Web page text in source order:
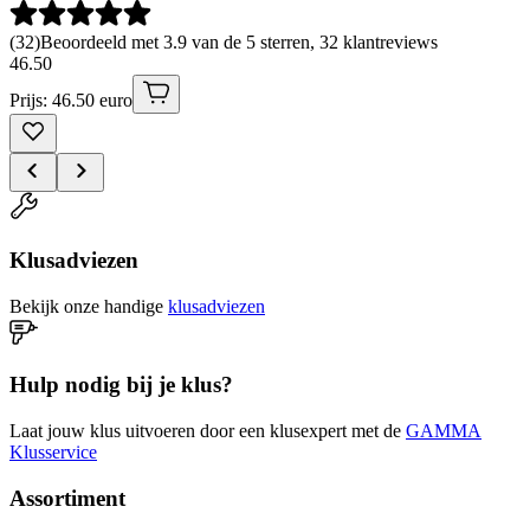
(32)Beoordeeld met 3.9 van de 5 sterren, 32 klantreviews
46.50
Prijs: 46.50 euro
Klusadviezen
Bekijk onze handige klusadviezen
Hulp nodig bij je klus?
Laat jouw klus uitvoeren door een klusexpert met de GAMMA
Klusservice
Assortiment